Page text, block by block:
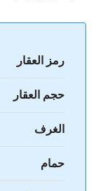
رمز العقار
حجم العقار
الغرف
حمام